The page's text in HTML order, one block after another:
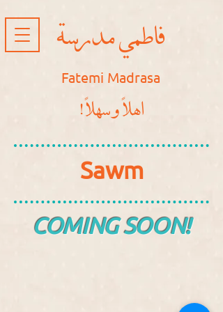
فاطمي مدرسة
Fatemi Madrasa
!اهلاً و سهلاً
Sawm
COMING SOON!